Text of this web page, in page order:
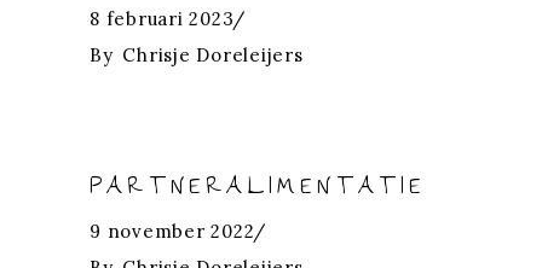
8 februari 2023
By Chrisje Doreleijers
PARTNERALIMENTATIE
9 november 2022